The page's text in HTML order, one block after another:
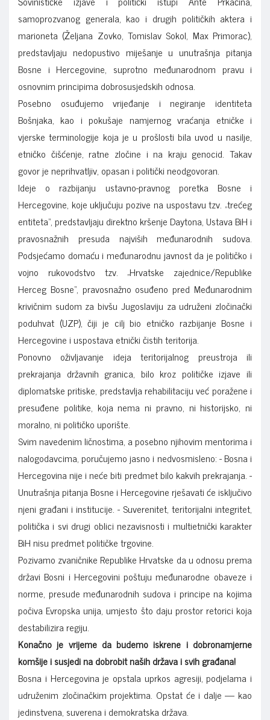
samoprozvanog generala, kao i drugih političkih aktera i
marioneta (Željana Zovko, Tomislav Sokol, Max Primorac),
predstavljaju nedopustivo miješanje u unutrašnja pitanja
Bosne i Hercegovine, suprotno međunarodnom pravu i
osnovnim principima dobrosusjedskih odnosa.
Posebno osuđujemo vrijeđanje i negiranje identiteta
Bošnjaka, kao i pokušaje namjernog vraćanja etničke i
vjerske terminologije koja je u prošlosti bila uvod u nasilje,
etničko čišćenje, ratne zločine i na kraju genocid. Takav
govor je neprihvatljiv, opasan i politički neodgovoran.
Ideje o razbijanju ustavno-pravnog poretka Bosne i
Hercegovine, koje uključuju pozive na uspostavu tzv. „trećeg
entiteta“, predstavljaju direktno kršenje Daytona, Ustava BiH i
pravosnažnih presuda najviših međunarodnih sudova.
Podsjećamo domaću i međunarodnu javnost da je političko i
vojno rukovodstvo tzv. „Hrvatske zajednice/Republike
Herceg Bosne“, pravosnažno osuđeno pred Međunarodnim
krivičnim sudom za bivšu Jugoslaviju za udruženi zločinački
poduhvat (UZP), čiji je cilj bio etničko razbijanje Bosne i
Hercegovine i uspostava etnički čistih teritorija.
Ponovno oživljavanje ideja teritorijalnog preustroja ili
prekrajanja državnih granica, bilo kroz političke izjave ili
diplomatske pritiske, predstavlja rehabilitaciju već poražene i
presuđene politike, koja nema ni pravno, ni historijsko, ni
moralno, ni političko uporište.
Svim navedenim ličnostima, a posebno njihovim mentorima i
nalogodavcima, poručujemo jasno i nedvosmisleno: - Bosna i
Hercegovina nije i neće biti predmet bilo kakvih prekrajanja. -
Unutrašnja pitanja Bosne i Hercegovine rješavati će isključivo
njeni građani i institucije. - Suverenitet, teritorijalni integritet,
politička i svi drugi oblici nezavisnosti i multietnički karakter
BiH nisu predmet političke trgovine.
Pozivamo zvaničnike Republike Hrvatske da u odnosu prema
državi Bosni i Hercegovini poštuju međunarodne obaveze i
norme, presude međunarodnih sudova i principe na kojima
počiva Evropska unija, umjesto što daju prostor retorici koja
destabilizira regiju.
Konačno je vrijeme da budemo iskrene i dobronamjerne
komšije i susjedi na dobrobit naših država i svih građana!
Bosna i Hercegovina je opstala uprkos agresiji, podjelama i
udruženim zločinačkim projektima. Opstat će i dalje — kao
jedinstvena, suverena i demokratska država.